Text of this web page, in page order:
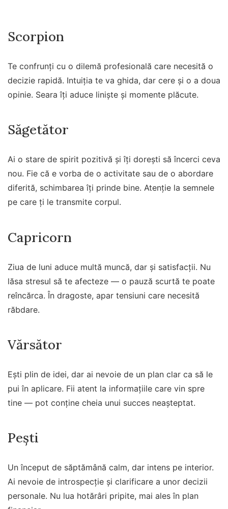
Scorpion
Te confrunți cu o dilemă profesională care necesită o
decizie rapidă. Intuiția te va ghida, dar cere și o a doua
opinie. Seara îți aduce liniște și momente plăcute.
Săgetător
Ai o stare de spirit pozitivă și îți dorești să încerci ceva
nou. Fie că e vorba de o activitate sau de o abordare
diferită, schimbarea îți prinde bine. Atenție la semnele
pe care ți le transmite corpul.
Capricorn
Ziua de luni aduce multă muncă, dar și satisfacții. Nu
lăsa stresul să te afecteze — o pauză scurtă te poate
reîncărca. În dragoste, apar tensiuni care necesită
răbdare.
Vărsător
Ești plin de idei, dar ai nevoie de un plan clar ca să le
pui în aplicare. Fii atent la informațiile care vin spre
tine — pot conține cheia unui succes neașteptat.
Pești
Un început de săptămână calm, dar intens pe interior.
Ai nevoie de introspecție și clarificare a unor decizii
personale. Nu lua hotărâri pripite, mai ales în plan